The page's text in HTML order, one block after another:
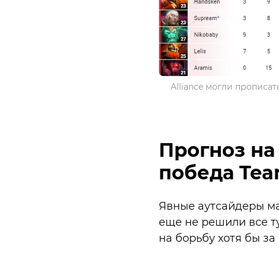
Alliance могли
Прогноз
победа
Явные аутсайдеры
еще не решили все
на борьбу хотя бы за